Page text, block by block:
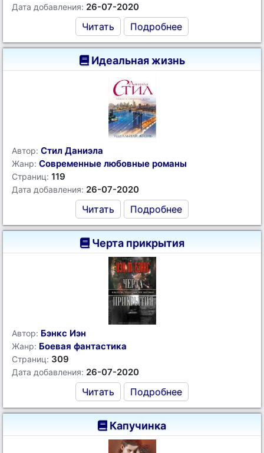
Дата добавления: 26-07-2020
Читать Подробнее
Идеальная жизнь
Автор: Стил Даниэла
Жанр: Современные любовные романы
Страниц: 119
Дата добавления: 26-07-2020
Читать Подробнее
Черта прикрытия
Автор: Бэнкс Иэн
Жанр: Боевая фантастика
Страниц: 309
Дата добавления: 26-07-2020
Читать Подробнее
Капучинка